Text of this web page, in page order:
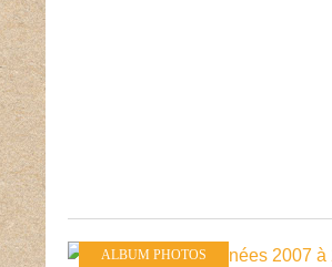
ALBUM PHOTOS